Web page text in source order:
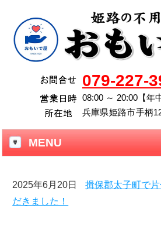
079-227-
08:00 ～ 20:00【年
兵庫県姫路市手柄
MENU
2025年6月20日
揖保郡太子町で
だきました！